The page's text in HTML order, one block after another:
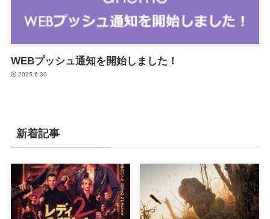
WEBプッシュ通知を開始しました！
2025.6.30
新着記事